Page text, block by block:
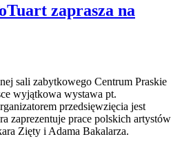
zaprasza na
sali zabytkowego Centrum Praskie
wyjątkowa wystawa pt.
przedsięwzięcia jest
zaprezentuje prace polskich artystów
Zięty i Adama Bakalarza.